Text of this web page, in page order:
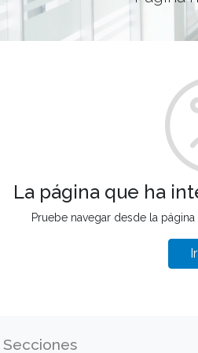
La página que ha
Pruebe navegar desde la
Secciones